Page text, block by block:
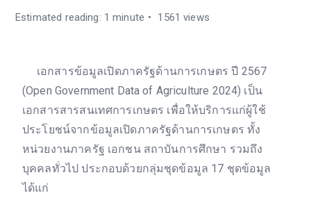
Estimated reading: 1 minute 1561 views
เอกสารข้อมูลเปิดภาครัฐด้านการเกษตร ปี 2567
(Open Government Data of Agriculture 2024) เป็น
เอกสารสารสนเทศการเกษตร เพื่อให้บริการแก่ผู้ใช้
ประโยชน์จากข้อมูลเปิดภาครัฐด้านการเกษตร ทั้ง
หน่วยงานภาครัฐ เอกชน สถาบันการศึกษา รวมถึง
บุคคลทั่วไป ประกอบด้วยกลุ่มชุดข้อมูล 17 ชุดข้อมูล
ได้แก่